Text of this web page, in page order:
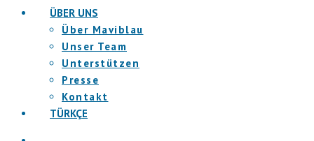
ÜBER UNS
Über Maviblau
Unser Team
Unterstützen
Presse
Kontakt
TÜRKÇE